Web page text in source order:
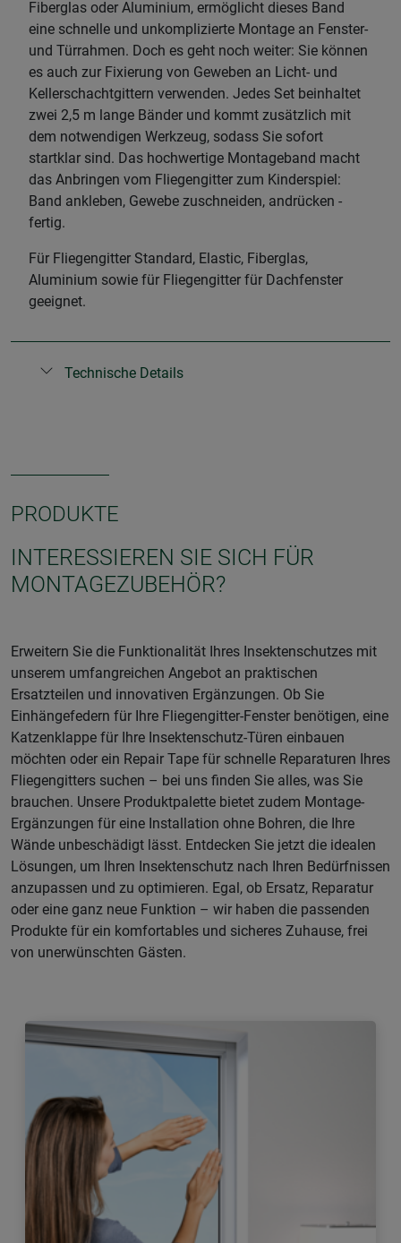
Fiberglas oder Aluminium, ermöglicht dieses Band
eine schnelle und unkomplizierte Montage an Fenster-
und Türrahmen. Doch es geht noch weiter: Sie können
es auch zur Fixierung von Geweben an Licht- und
Kellerschachtgittern verwenden. Jedes Set beinhaltet
zwei 2,5 m lange Bänder und kommt zusätzlich mit
dem notwendigen Werkzeug, sodass Sie sofort
startklar sind. Das hochwertige Montageband macht
das Anbringen vom Fliegengitter zum Kinderspiel:
Band ankleben, Gewebe zuschneiden, andrücken -
fertig.
Für Fliegengitter Standard, Elastic, Fiberglas,
Aluminium sowie für Fliegengitter für Dachfenster
geeignet.
Technische Details
PRODUKTE
INTERESSIEREN SIE SICH FÜR
MONTAGEZUBEHÖR?
Erweitern Sie die Funktionalität Ihres Insektenschutzes mit
unserem umfangreichen Angebot an praktischen
Ersatzteilen und innovativen Ergänzungen. Ob Sie
Einhängefedern für Ihre Fliegengitter-Fenster benötigen, eine
Katzenklappe für Ihre Insektenschutz-Türen einbauen
möchten oder ein Repair Tape für schnelle Reparaturen Ihres
Fliegengitters suchen – bei uns finden Sie alles, was Sie
brauchen. Unsere Produktpalette bietet zudem Montage-
Ergänzungen für eine Installation ohne Bohren, die Ihre
Wände unbeschädigt lässt. Entdecken Sie jetzt die idealen
Lösungen, um Ihren Insektenschutz nach Ihren Bedürfnissen
anzupassen und zu optimieren. Egal, ob Ersatz, Reparatur
oder eine ganz neue Funktion – wir haben die passenden
Produkte für ein komfortables und sicheres Zuhause, frei
von unerwünschten Gästen.